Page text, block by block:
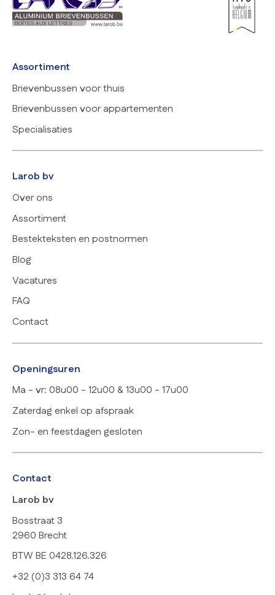
Larob bv
Over ons
Assortiment
Bestekteksten en postnormen
Blog
Vacatures
FAQ
Contact
Assortiment
Brievenbussen voor thuis
Brievenbussen voor appartementen
Specialisaties
Openingsuren
Ma - vr: 08u00 - 12u00 & 13u00 - 17u00
Zaterdag enkel op afspraak
Zon- en feestdagen gesloten
Contact
Larob bv
Bosstraat 3
2960 Brecht
BTW BE 0428.126.326
+32 (0)3 313 64 74